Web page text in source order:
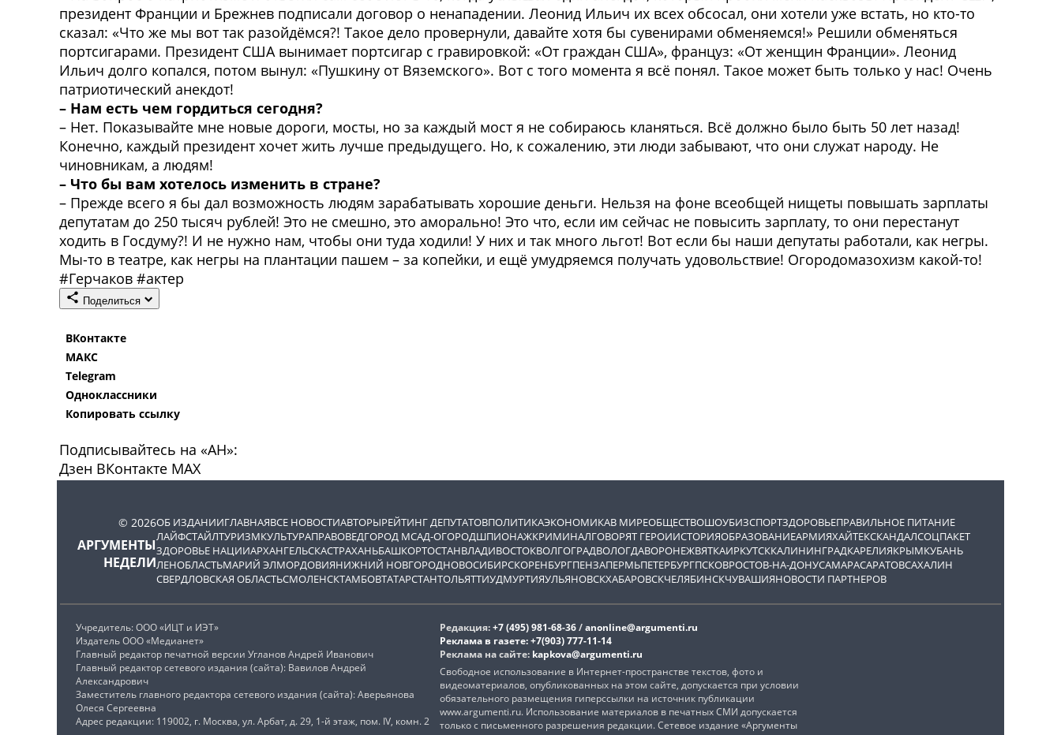
президент Франции и Брежнев подписали договор о ненападении. Леонид Ильич их всех обсосал, они хотели уже встать, но кто-то
сказал: «Что же мы вот так разойдёмся?! Такое дело провернули, давайте хотя бы сувенирами обменяемся!» Решили обменяться
портсигарами. Президент США вынимает портсигар с гравировкой: «От граждан США», француз: «От женщин Франции». Леонид
Ильич долго копался, потом вынул: «Пушкину от Вяземского». Вот с того момента я всё понял. Такое может быть только у нас! Очень
патриотический анекдот!
– Нам есть чем гордиться сегодня?
– Нет. Показывайте мне новые дороги, мосты, но за каждый мост я не собираюсь кланяться. Всё должно было быть 50 лет назад!
Конечно, каждый президент хочет жить лучше предыдущего. Но, к сожалению, эти люди забывают, что они служат народу. Не
чиновникам, а людям!
– Что бы вам хотелось изменить в стране?
– Прежде всего я бы дал возможность людям зарабатывать хорошие деньги. Нельзя на фоне всеобщей нищеты повышать зарплаты
депутатам до 250 тысяч рублей! Это не смешно, это аморально! Это что, если им сейчас не повысить зарплату, то они перестанут
ходить в Госдуму?! И не нужно нам, чтобы они туда ходили! У них и так много льгот! Вот если бы наши депутаты работали, как негры.
Мы-то в театре, как негры на плантации пашем – за копейки, и ещё умудряемся получать удовольствие! Огородомазохизм какой-то!
#Герчаков #актер
Поделиться
ВКонтакте
МАКС
Telegram
Одноклассники
Копировать ссылку
Подписывайтесь на «АН»:
Дзен ВКонтакте МАХ
© 2026
АРГУМЕНТЫ
НЕДЕЛИ
ОБ ИЗДАНИИГЛАВНАЯВСЕ НОВОСТИАВТОРЫРЕЙТИНГ ДЕПУТАТОВПОЛИТИКАЭКОНОМИКАВ МИРЕОБЩЕСТВОШОУБИЗСПОРТЗДОРОВЬЕПРАВИЛЬНОЕ ПИТАНИЕ
ЛАЙФСТАЙЛТУРИЗМКУЛЬТУРАПРАВОВЕДГОРОД МСАД-ОГОРОДШПИОНАЖКРИМИНАЛГОВОРЯТ ГЕРОИИСТОРИЯОБРАЗОВАНИЕАРМИЯХАЙТЕКСКАНДАЛСОЦПАКЕТ
ЗДОРОВЬЕ НАЦИИАРХАНГЕЛЬСКАСТРАХАНЬБАШКОРТОСТАНВЛАДИВОСТОКВОЛГОГРАДВОЛОГДАВОРОНЕЖВЯТКАИРКУТСККАЛИНИНГРАДКАРЕЛИЯКРЫМКУБАНЬ
ЛЕНОБЛАСТЬМАРИЙ ЭЛМОРДОВИЯНИЖНИЙ НОВГОРОДНОВОСИБИРСКОРЕНБУРГПЕНЗАПЕРМЬПЕТЕРБУРГПСКОВРОСТОВ-НА-ДОНУСАМАРАСАРАТОВСАХАЛИН
СВЕРДЛОВСКАЯ ОБЛАСТЬСМОЛЕНСКТАМБОВТАТАРСТАНТОЛЬЯТТИУДМУРТИЯУЛЬЯНОВСКХАБАРОВСКЧЕЛЯБИНСКЧУВАШИЯНОВОСТИ ПАРТНЕРОВ
Учредитель: ООО «ИЦТ и ИЭТ»
Издатель ООО «Медианет»
Главный редактор печатной версии Угланов Андрей Иванович
Главный редактор сетевого издания (сайта): Вавилов Андрей
Александрович
Заместитель главного редактора сетевого издания (сайта): Аверьянова
Олеся Сергеевна
Адрес редакции: 119002, г. Москва, ул. Арбат, д. 29, 1-й этаж, пом. IV, комн. 2
Редакция:+7 (495) 981-68-36/anonline@argumenti.ru
Реклама в газете:+7(903) 777-11-14
Реклама на сайте: kapkova@argumenti.ru
Свободное использование в Интернет-пространстве текстов, фото и
видеоматериалов, опубликованных на этом сайте, допускается при условии
обязательного размещения гиперссылки на источник публикации
www.argumenti.ru. Использование материалов в печатных СМИ допускается
только с письменного разрешения редакции. Сетевое издание «Аргументы